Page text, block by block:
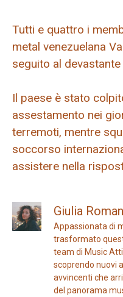
Tutti e quattro i
metal venezuelana
seguito al
Il paese è stato
assestamento nei
terremoti, mentre
soccorso
assistere nella
Giulia
Appassionata di
trasformato
team di Music
scoprendo nuovi
avvincenti che
del panorama